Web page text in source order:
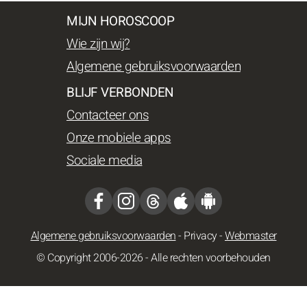
MIJN HOROSCOOP
Wie zijn wij?
Algemene gebruiksvoorwaarden
BLIJF VERBONDEN
Contacteer ons
Onze mobiele apps
Sociale media
Algemene gebruiksvoorwaarden- Privacy-Webmaster
© Copyright 2006-2026 - Alle rechten voorbehouden